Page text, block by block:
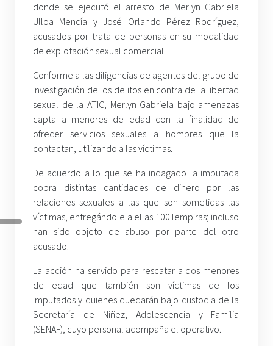
donde se ejecutó el arresto de Merlyn Gabriela
Ulloa Mencía y José Orlando Pérez Rodríguez,
acusados por trata de personas en su modalidad
de explotación sexual comercial.
Conforme a las diligencias de agentes del grupo de
investigación de los delitos en contra de la libertad
sexual de la ATIC, Merlyn Gabriela bajo amenazas
capta a menores de edad con la finalidad de
ofrecer servicios sexuales a hombres que la
contactan, utilizando a las víctimas.
De acuerdo a lo que se ha indagado la imputada
cobra distintas cantidades de dinero por las
relaciones sexuales a las que son sometidas las
víctimas, entregándole a ellas 100 lempiras; incluso
han sido objeto de abuso por parte del otro
acusado.
La acción ha servido para rescatar a dos menores
de edad que también son víctimas de los
imputados y quienes quedarán bajo custodia de la
Secretaría de Niñez, Adolescencia y Familia
(SENAF), cuyo personal acompaña el operativo.